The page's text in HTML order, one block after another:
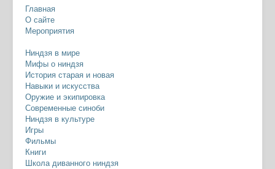
Главная
О сайте
Мероприятия
Ниндзя в мире
Мифы о ниндзя
История старая и новая
Навыки и искусства
Оружие и экипировка
Современные синоби
Ниндзя в культуре
Игры
Фильмы
Книги
Школа диванного ниндзя